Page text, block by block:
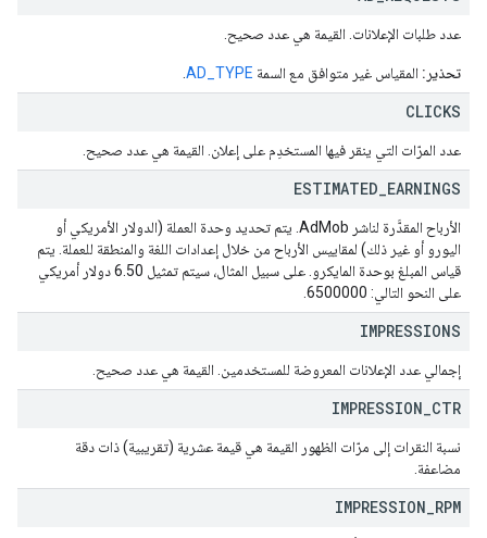
عدد طلبات الإعلانات. القيمة هي عدد صحيح.
تحذير: المقياس غير متوافق مع السمة AD_TYPE
CLICKS
عدد المرّات التي ينقر فيها المستخدِم على إعلان. القيمة هي عدد صحيح.
ESTIMATED EARNINGS
الأرباح المقدَّرة لناشر AdMob. يتم تحديد وحدة العملة (الدولار الأمريكي أو
اليورو أو غير ذلك) لمقاييس الأرباح من خلال إعدادات اللغة والمنطقة للعملة. يتم
قياس المبلغ بوحدة المايكرو. على سبيل المثال، سيتم تمثيل 6.50 دولار أمريكي
على النحو التالي: 6500000.
IMPRESSIONS
إجمالي عدد الإعلانات المعروضة للمستخدمين. القيمة هي عدد صحيح.
IMPRESSION CTR
نسبة النقرات إلى مرّات الظهور القيمة هي قيمة عشرية (تقريبية) ذات دقة
مضاعفة.
IMPRESSION RPM